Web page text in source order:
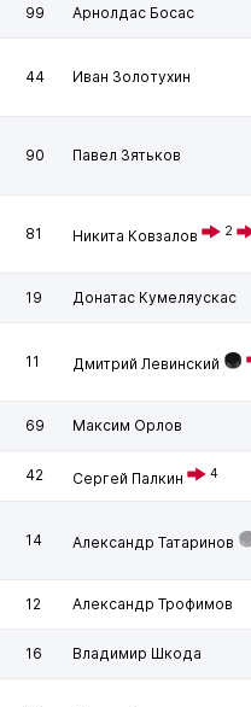
99 Арнолдас Босас
44 Иван Золотухин
90 Павел Зятьков
81 Никита Ковзалов 2
19 Донатас Кумеляускас
11 Дмитрий Левинский
69 Максим Орлов
42 Сергей Палкин 4
14 Александр Татаринов
12 Александр Трофимов
16 Владимир Шкода